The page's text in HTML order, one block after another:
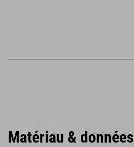
Matériau & données